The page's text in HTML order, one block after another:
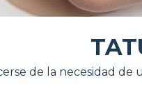
de la necesidad